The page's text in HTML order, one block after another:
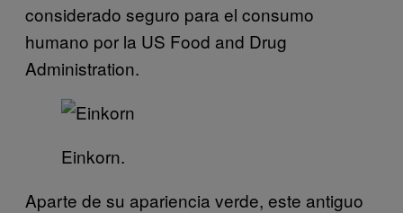
considerado seguro para el consumo
humano por la US Food and Drug
Administration.
Einkorn.
Aparte de su apariencia verde, este antiguo